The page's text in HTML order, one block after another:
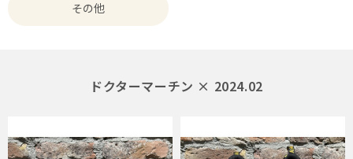
その他
ドクターマーチン × 2024.02